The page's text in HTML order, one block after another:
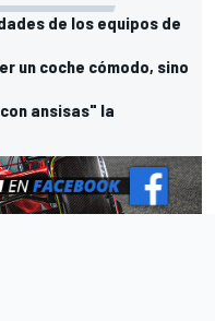
de los equipos de
un coche cómodo, sino
ansisas" la